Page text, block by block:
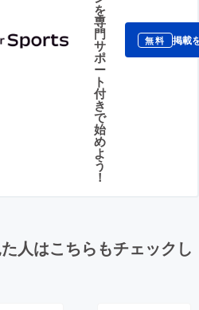
を
専
門
サ
ポ
ー
ト
付
き
で
始
め
よ
う
！
無料 掲載
人はこちらもチェックし